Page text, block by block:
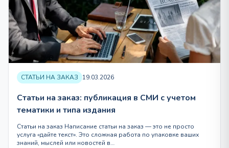
СТАТЬИ НА ЗАКАЗ 19.03.2026
Статьи на заказ: публикация в СМИ с учетом
тематики и типа издания
Статьи на заказ Написание статьи на заказ — это не просто
услуга «дайте текст». Это сложная работа по упаковке ваших
знаний, мыслей или новостей в…